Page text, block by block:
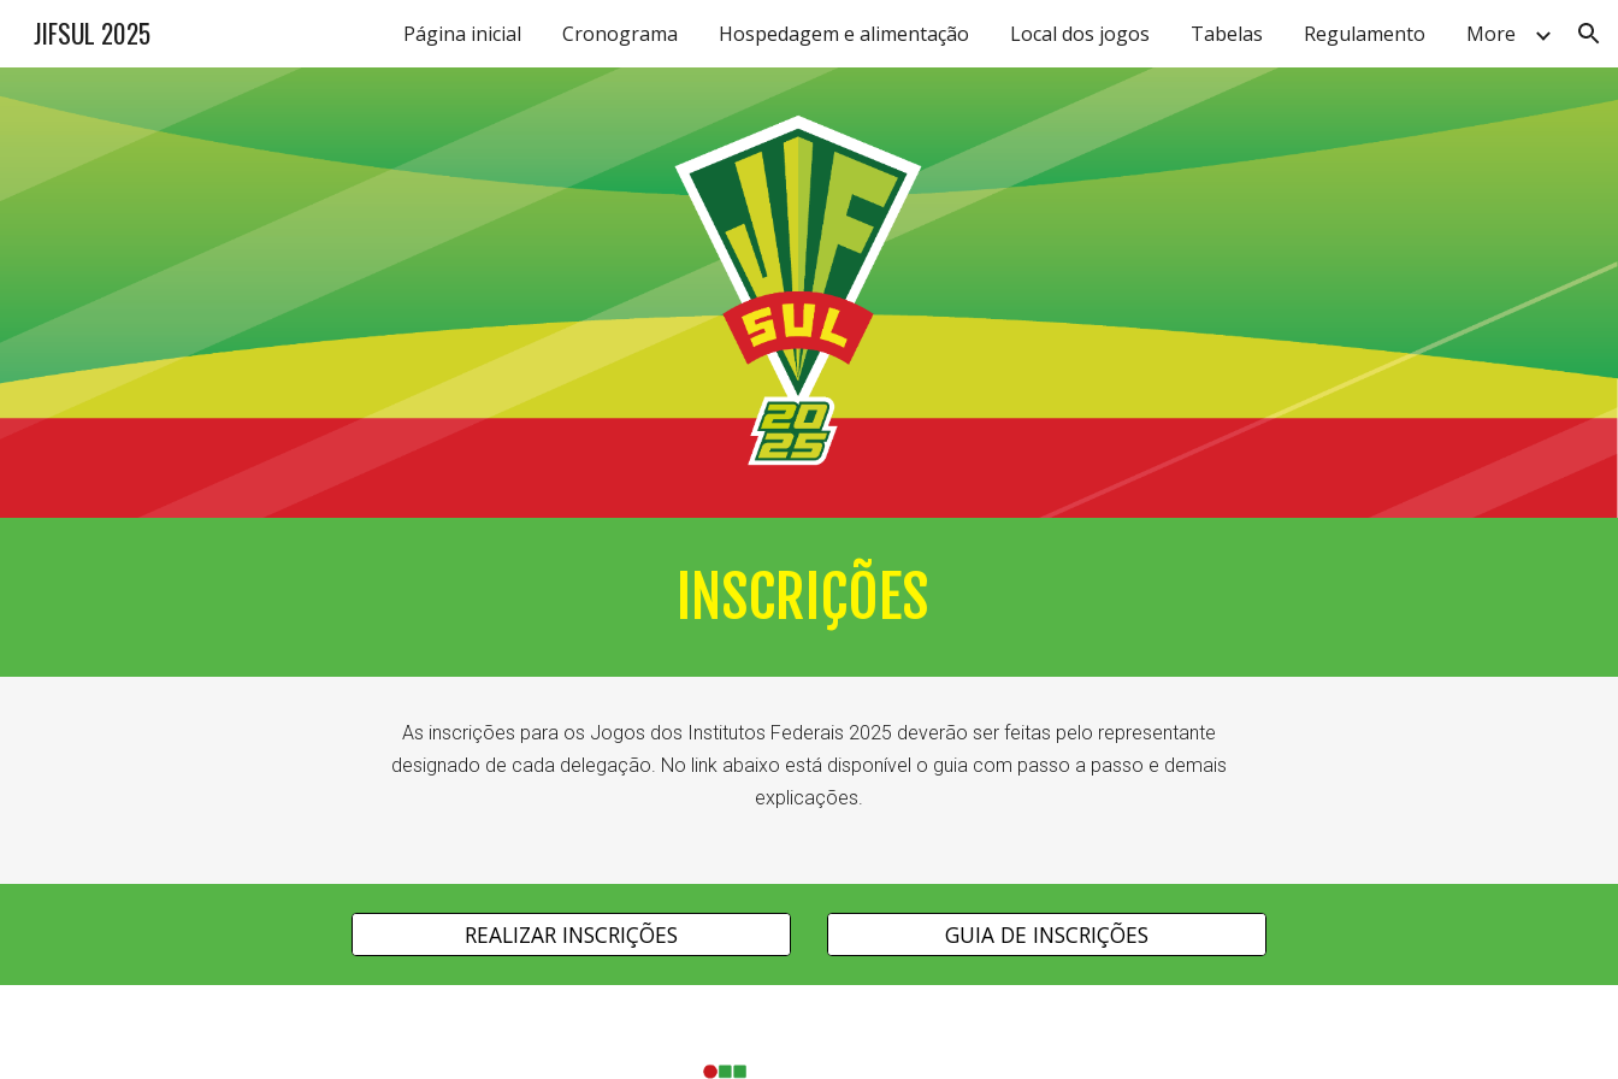
Skip to main content Skip to navigation
JIFSUL 2025 Página inicial Cronograma Hospedagem e alimentação Local dos jogos Tabelas Regulamento More
INSCRIÇÕES
As inscrições para os Jogos dos Institutos Federais 2025 deverão ser feitas pelo representante
designado de cada delegação. No link abaixo está disponível o guia com passo a passo e demais
explicações.
REALIZAR INSCRIÇÕES GUIA DE INSCRIÇÕES